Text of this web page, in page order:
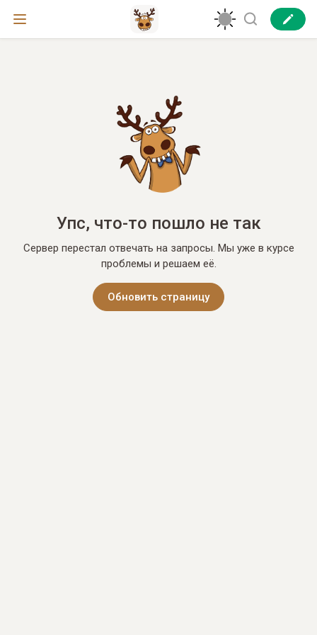
Упс, что-то пошло не так
Сервер перестал отвечать на запросы. Мы уже в курсе
проблемы и решаем её.
Обновить страницу